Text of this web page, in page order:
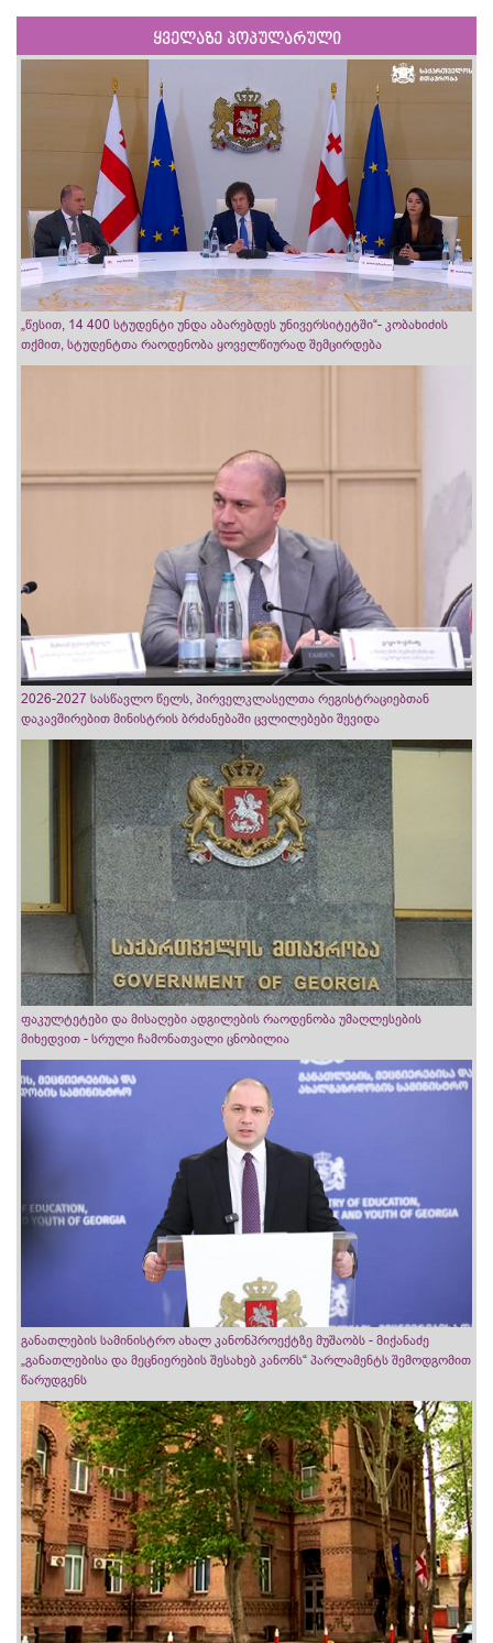
ყველაზე პოპულარული
„წესით, 14 400 სტუდენტი უნდა აბარებდეს უნივერსიტეტში“- კობახიძის
თქმით, სტუდენტთა რაოდენობა ყოველწიურად შემცირდება
2026-2027 სასწავლო წელს, პირველკლასელთა რეგისტრაციებთან
დაკავშირებით მინისტრის ბრძანებაში ცვლილებები შევიდა
ფაკულტეტები და მისაღები ადგილების რაოდენობა უმაღლესების
მიხედვით - სრული ჩამონათვალი ცნობილია
განათლების სამინისტრო ახალ კანონპროექტზე მუშაობს - მიქანაძე
„განათლებისა და მეცნიერების შესახებ კანონს“ პარლამენტს შემოდგომით
წარუდგენს